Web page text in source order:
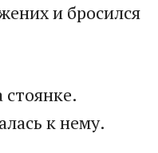
и бросился
стоянке.
к нему.